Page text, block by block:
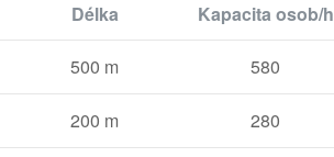
Délka Kapacita osob/h
500 m 580
200 m 280